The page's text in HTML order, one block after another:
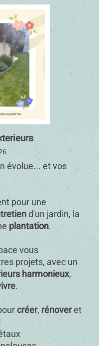
évolue... et vos
pour une
d'un jardin, la
plantation.
vous
projets, avec un
harmonieux,
.
créer, rénoveret